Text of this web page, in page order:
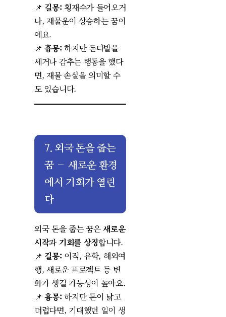
📌 길몽: 횡재수가 들어오거
나, 재물운이 상승하는 꿈이
에요.
📌흉몽: 하지만 돈다발을
세거나 감추는 행동을 했다
면, 재물 손실을 의미할 수
도 있습니다.
7. 외국 돈을 줍는
꿈 – 새로운 환경
에서 기회가 열린
다
외국 돈을 줍는 꿈은새로운
시작과 기회를 상징합니다.
📌 길몽: 이직, 유학, 해외여
행, 새로운 프로젝트 등 변
화가 생길 가능성이 높아요.
📌흉몽: 하지만 돈이 낡고
더럽다면, 기대했던 일이 생